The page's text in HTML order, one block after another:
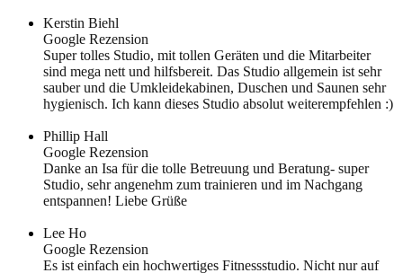
Kerstin Biehl
Google Rezension
Super tolles Studio, mit tollen Geräten und die Mitarbeiter
sind mega nett und hilfsbereit. Das Studio allgemein ist sehr
sauber und die Umkleidekabinen, Duschen und Saunen sehr
hygienisch. Ich kann dieses Studio absolut weiterempfehlen :)
Phillip Hall
Google Rezension
Danke an Isa für die tolle Betreuung und Beratung- super
Studio, sehr angenehm zum trainieren und im Nachgang
entspannen! Liebe Grüße
Lee Ho
Google Rezension
Es ist einfach ein hochwertiges Fitnessstudio. Nicht nur auf